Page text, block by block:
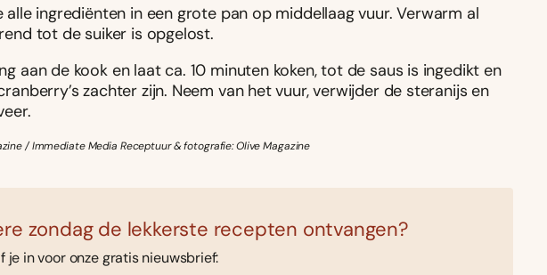
alle ingrediënten in een grote pan op middellaag vuur. Verwarm al
tot de suiker is opgelost.
aan de kook en laat ca. 10 minuten koken, tot de saus is ingedikt en
zachter zijn. Neem van het vuur, verwijder de steranijs en
/ Immediate Media Receptuur & fotografie: Olive Magazine
zondag de lekkerste recepten ontvangen?
je in voor onze gratis nieuwsbrief: